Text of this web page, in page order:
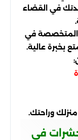
في القضاء
المتخصصة في
بخبرة عالية.
وراحتك.
في